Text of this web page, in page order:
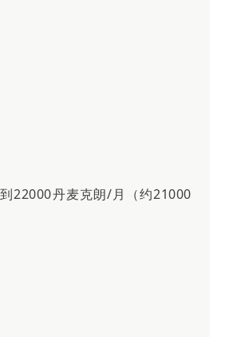
22000丹麦克朗/月（约21000